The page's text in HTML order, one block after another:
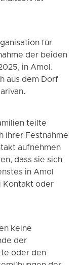
für
der beiden
in Amol.
aus dem Dorf
teilte
ihrer Festnahme
aufnehmen
dass sie sich
in Amol
Kontakt oder
keine
der
oder den